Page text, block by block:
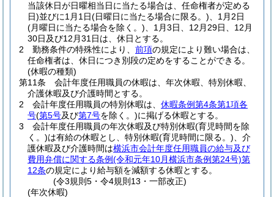
当該休日が日曜相当日に当たる場合は、任命権者が定める
日)並びに1月1日(日曜日に当たる場合に限る。) 、1月2日
(月曜日に当たる場合を除く。) 、1月3日、12月29日、12月
30日及び12月31日は、休日とする。
2
勤務条件の特殊性により、 前項の規定により難い場合は、
任命権者は、休日につき別段の定めをすることができる。
(休暇の種類)
第11条
会計年度任用職員の休暇は、年次休暇、特別休暇、
介護休暇及び介護時間とする。
2
会計年度任用職員の特別休暇は、 休暇条例第4条第1項各
号(第5号及び第7号を除く。)に掲げる休暇とする。
3
会計年度任用職員の年次休暇及び特別休暇(育児時間を除
く。)は有給の休暇とし、特別休暇(育児時間に限る。) 、介
護休暇及び介護時間は横浜市会計年度任用職員の給与及び
費用弁償に関する条例(令和元年10月横浜市条例第24号)第
12条の規定により給与額を減額する休暇とする。
(令3規則5・令4規則13・一部改正)
(年次休暇)